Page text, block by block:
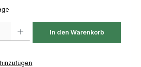
In den Warenkorb